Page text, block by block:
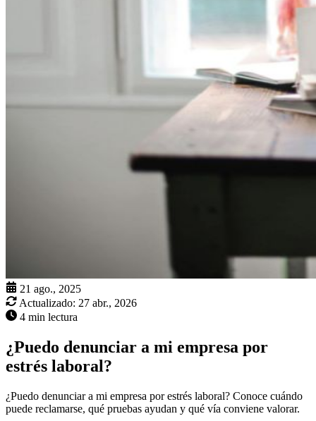
21 ago., 2025
Actualizado: 27 abr., 2026
4 min lectura
¿Puedo denunciar a mi empresa por
estrés laboral?
¿Puedo denunciar a mi empresa por estrés laboral? Conoce cuándo
puede reclamarse, qué pruebas ayudan y qué vía conviene valorar.